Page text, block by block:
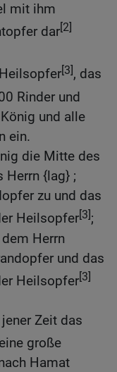
mit ihm
dar[2]
[3], das
Rinder und
und alle
ein.
die Mitte des
Herrn {lag} ;
zu und das
Heilsopfer[3];
Herrn
und das
Heilsopfer[3]
Zeit das
große
Hamat